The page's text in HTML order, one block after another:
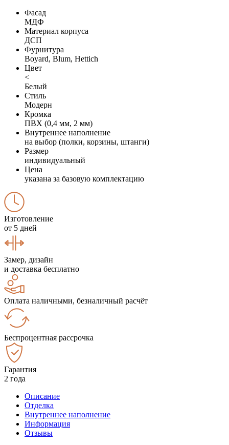
Фасад
МДФ
Материал корпуса
ДСП
Фурнитура
Boyard, Blum, Hettich
Цвет
<
Белый
Стиль
Модерн
Кромка
ПВХ (0,4 мм, 2 мм)
Внутреннее наполнение
на выбор (полки, корзины, штанги)
Размер
индивидуальный
Цена
указана за базовую комплектацию
Изготовление
от 5 дней
Замер, дизайн
и доставка бесплатно
Оплата наличными, безналичный расчёт
Беспроцентная рассрочка
Гарантия
2 года
Описание
Отделка
Внутреннее наполнение
Информация
Отзывы